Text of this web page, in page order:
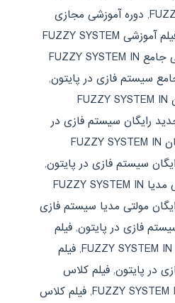
, دوره آموزشی مجازی
فیلم آموزشی FUZZY SYSTEM
فیلم آموزشی جامع FUZZY SYSTEM IN
سیستم فازی در پایتون,
فیلم آموزشی جدید رایگان FUZZY SYSTEM IN
رایگان سیستم فازی در
فیلم آموزشی رایگان FUZZY SYSTEM IN
سیستم فازی در پایتون,
فیلم آموزشی رایگان مولتی مدیا FUZZY SYSTEM IN
مولتی مدیا سیستم فازی
فازی در پایتون, فیلم
, فیلم
در پایتون, فیلم کلاس
, فیلم کلاس